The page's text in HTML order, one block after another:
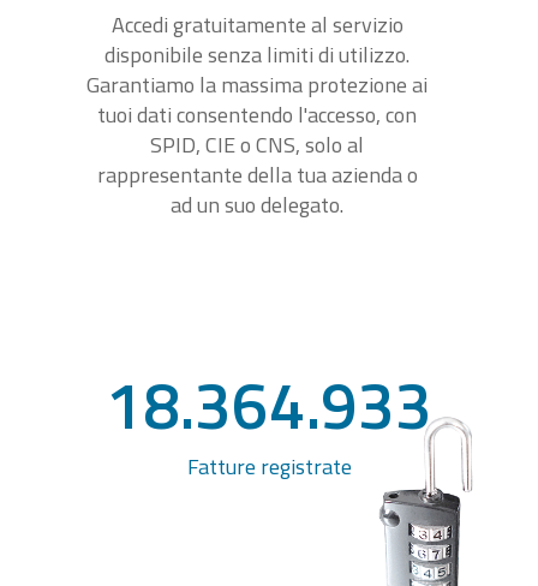
Accedi gratuitamente al servizio
disponibile senza limiti di utilizzo.
Garantiamo la massima protezione ai
tuoi dati consentendo l'accesso, con
SPID, CIE o CNS, solo al
rappresentante della tua azienda o
ad un suo delegato.
18.364.933
Fatture registrate